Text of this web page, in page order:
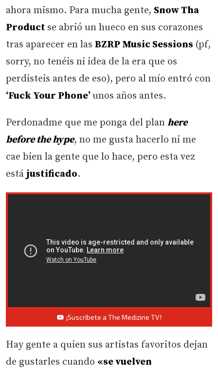
ahora mismo. Para mucha gente, Snow Tha
Product se abrió un hueco en sus corazones
tras aparecer en las BZRP Music Sessions (pf,
sorry, no tenéis ni idea de la era que os
perdisteis antes de eso), pero al mío entró con
‘Fuck Your Phone’unos años antes.
Perdonadme que me ponga del plan here
before the hype, no me gusta hacerlo ni me
cae bien la gente que lo hace, pero esta vez
está justificado.
¡Suscríbete a The Medizine TV!
Hay gente a quien sus artistas favoritos dejan
de gustarles cuando «se vuelven